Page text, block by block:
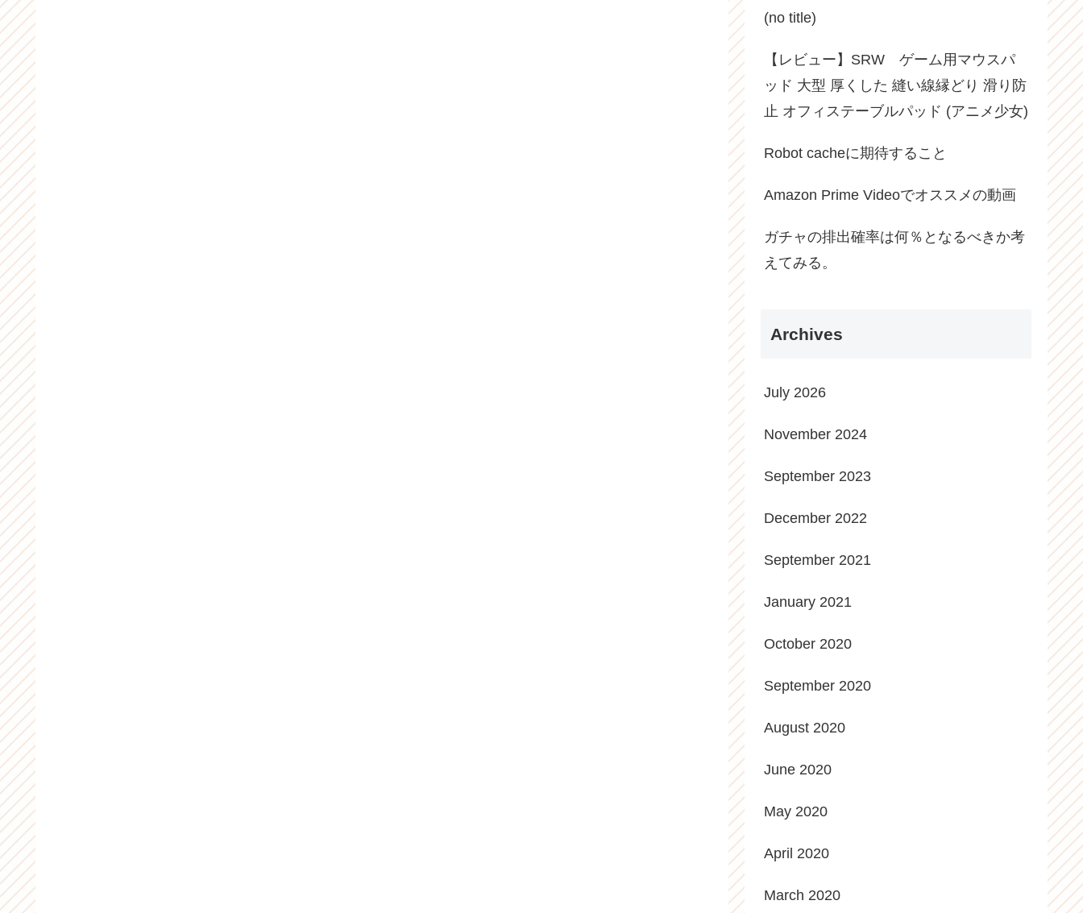
(no title)
【レビュー】SRW ゲーム用マウスパ
ッド 大型 厚くした 縫い線縁どり 滑り防
止 オフィステーブルパッド (アニメ少女)
Robot cacheに期待すること
Amazon Prime Videoでオススメの動画
ガチャの排出確率は何％となるべきか考
えてみる。
Archives
July 2026
November 2024
September 2023
December 2022
September 2021
January 2021
October 2020
September 2020
August 2020
June 2020
May 2020
April 2020
March 2020